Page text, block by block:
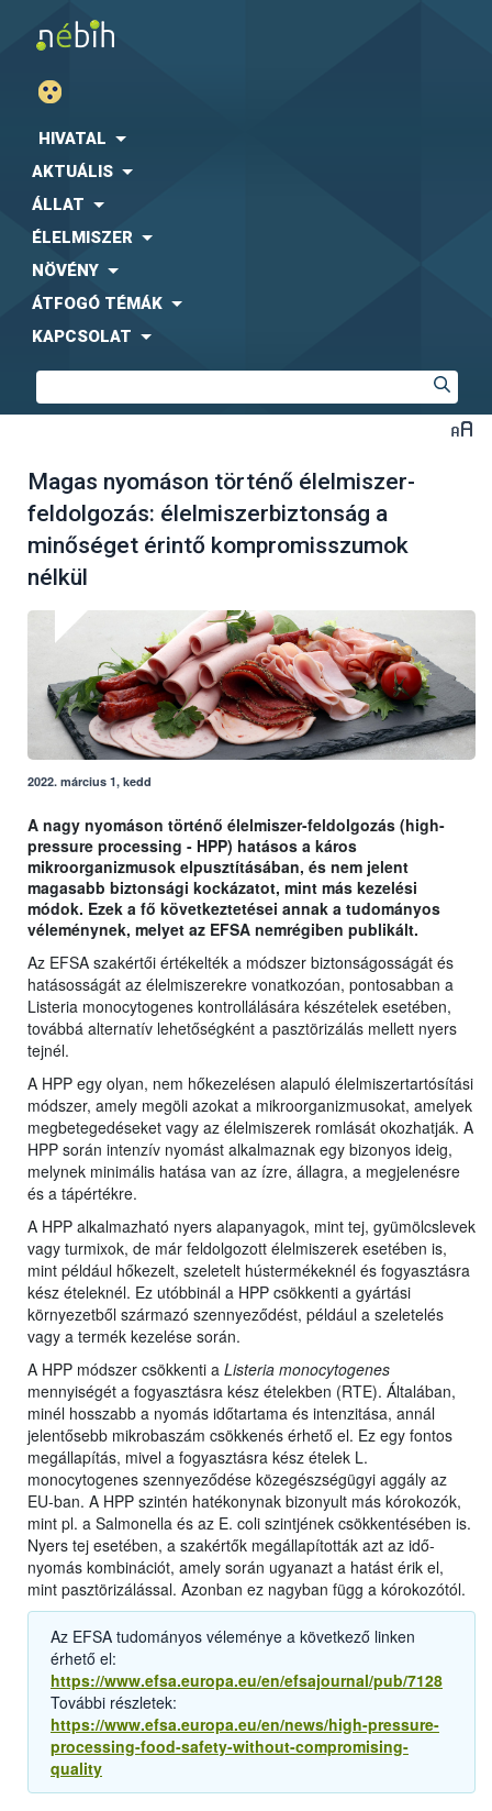
HIVATAL
AKTUÁLIS
ÁLLAT
ÉLELMISZER
NÖVÉNY
ÁTFOGÓ TÉMÁK
KAPCSOLAT
Magas nyomáson történő élelmiszer-
feldolgozás: élelmiszerbiztonság a
minőséget érintő kompromisszumok
nélkül
2022. március 1, kedd
A nagy nyomáson történő élelmiszer-feldolgozás (high-
pressure processing - HPP) hatásos a káros
mikroorganizmusok elpusztításában, és nem jelent
magasabb biztonsági kockázatot, mint más kezelési
módok. Ezek a fő következtetései annak a tudományos
véleménynek, melyet az EFSA nemrégiben publikált.
Az EFSA szakértői értékelték a módszer biztonságosságát és
hatásosságát az élelmiszerekre vonatkozóan, pontosabban a
Listeria monocytogenes kontrollálására készételek esetében,
továbbá alternatív lehetőségként a pasztörizálás mellett nyers
tejnél.
A HPP egy olyan, nem hőkezelésen alapuló élelmiszertartósítási
módszer, amely megöli azokat a mikroorganizmusokat, amelyek
megbetegedéseket vagy az élelmiszerek romlását okozhatják. A
HPP során intenzív nyomást alkalmaznak egy bizonyos ideig,
melynek minimális hatása van az ízre, állagra, a megjelenésre
és a tápértékre.
A HPP alkalmazható nyers alapanyagok, mint tej, gyümölcslevek
vagy turmixok, de már feldolgozott élelmiszerek esetében is,
mint például hőkezelt, szeletelt hústermékeknél és fogyasztásra
kész ételeknél. Ez utóbbinál a HPP csökkenti a gyártási
környezetből származó szennyeződést, például a szeletelés
vagy a termék kezelése során.
A HPP módszer csökkenti a Listeria monocytogenes
mennyiségét a fogyasztásra kész ételekben (RTE). Általában,
minél hosszabb a nyomás időtartama és intenzitása, annál
jelentősebb mikrobaszám csökkenés érhető el. Ez egy fontos
megállapítás, mivel a fogyasztásra kész ételek L.
monocytogenes szennyeződése közegészségügyi aggály az
EU-ban. A HPP szintén hatékonynak bizonyult más kórokozók,
mint pl. a Salmonella és az E. coli szintjének csökkentésében is.
Nyers tej esetében, a szakértők megállapították azt az idő-
nyomás kombinációt, amely során ugyanazt a hatást érik el,
mint pasztörizálással. Azonban ez nagyban függ a kórokozótól.
Az EFSA tudományos véleménye a következő linken
érhető el:
https://www.efsa.europa.eu/en/efsajournal/pub/7128
További részletek:
https://www.efsa.europa.eu/en/news/high-pressure-
processing-food-safety-without-compromising-
quality